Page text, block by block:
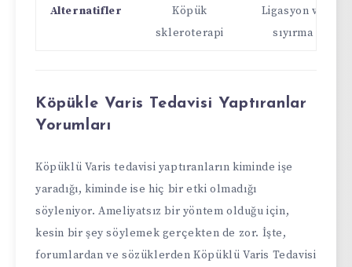
Alternatifler
Köpük
skleroterapi
Ligasyon ve
sıyırma
Köpükle Varis Tedavisi Yaptıranlar
Yorumları
Köpüklü Varis tedavisi yaptıranların kiminde işe
yaradığı, kiminde ise hiç bir etki olmadığı
söyleniyor. Ameliyatsız bir yöntem olduğu için,
kesin bir şey söylemek gerçekten de zor. İşte,
forumlardan ve sözüklerden Köpüklü Varis Tedavisi